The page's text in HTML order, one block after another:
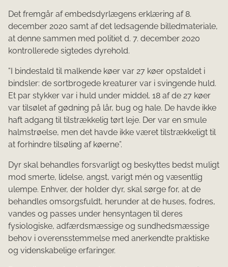
Det fremgår af embedsdyrlægens erklæring af 8.
december 2020 samt af det ledsagende billedmateriale,
at denne sammen med politiet d. 7. december 2020
kontrollerede sigtedes dyrehold.
”I bindestald til malkende køer var 27 køer opstaldet i
bindsler: de sortbrogede kreaturer var i svingende huld.
Et par stykker var i huld under middel. 18 af de 27 køer
var tilsølet af gødning på lår, bug og hale. De havde ikke
haft adgang til tilstrækkelig tørt leje. Der var en smule
halmstrøelse, men det havde ikke været tilstrækkeligt til
at forhindre tilsøling af køerne”.
Dyr skal behandles forsvarligt og beskyttes bedst muligt
mod smerte, lidelse, angst, varigt mén og væsentlig
ulempe. Enhver, der holder dyr, skal sørge for, at de
behandles omsorgsfuldt, herunder at de huses, fodres,
vandes og passes under hensyntagen til deres
fysiologiske, adfærdsmæssige og sundhedsmæssige
behov i overensstemmelse med anerkendte praktiske
og videnskabelige erfaringer.